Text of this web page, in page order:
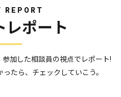
REPORT
レポート
加した相談員の視点でレポート!
たら、チェックしていこう。